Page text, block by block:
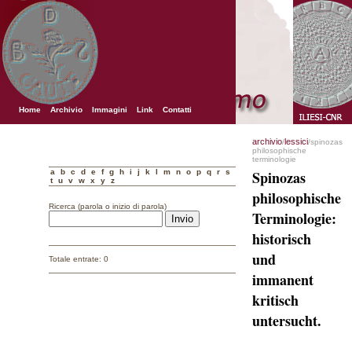
Home Archivio Immagini Link Contatti
a b c d e f g h i j k l m n o p q r
s
t
u v w x y z
Ricerca (parola o inizio di parola)
Totale entrate: 0
archivio/lessici/spinozas
philosophische
terminologie
Spinozas
philosophische
Terminologie:
historisch
und
immanent
kritisch
untersucht.